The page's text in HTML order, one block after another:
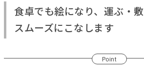
食卓でも絵になり、運ぶ・
スムーズにこなします
Point